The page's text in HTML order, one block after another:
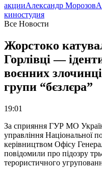
акцииАлександр Морозов
киностудия
Все Новости
Жорстоко
Горлівці —
воєнних
групи “бєзлєра”
19:01
За сприяння ГУР МО
управління Національної
керівництвом Офісу
повідомили про підозру
терористичного